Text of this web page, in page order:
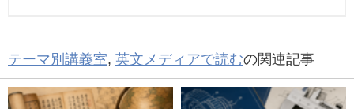
テーマ別講義室 英文メディアで読むの関連記事